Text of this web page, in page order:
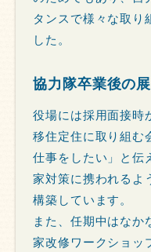
タンスで様々な取り
した。
協力隊卒業後の
役場には採用面接時
移住定住に取り組む
仕事をしたい」と伝
家対策に携われるよ
構築しています。
また、任期中はなか
家改修ワークショッ